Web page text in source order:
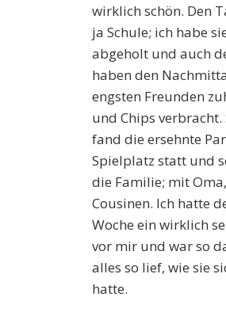
wirklich schön. Den
ja Schule; ich habe
abgeholt und auch
haben den
engsten Freunden
und Chips
fand die ersehnte
Spielplatz statt und
die Familie; mit
Cousinen. Ich hatte
Woche ein wirklich
vor mir und war so
alles so lief, wie sie
hatte.